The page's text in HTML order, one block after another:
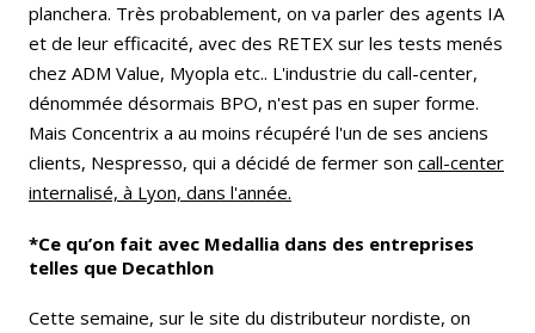
planchera. Très probablement, on va parler des agents IA
et de leur efficacité, avec des RETEX sur les tests menés
chez ADM Value, Myopla etc.. L'industrie du call-center,
dénommée désormais BPO, n'est pas en super forme.
Mais Concentrix a au moins récupéré l'un de ses anciens
clients, Nespresso, qui a décidé de fermer son call-center
internalisé, à Lyon, dans l'année.
*Ce qu’on fait avec Medallia dans des entreprises
telles que Decathlon
Cette semaine, sur le site du distributeur nordiste, on